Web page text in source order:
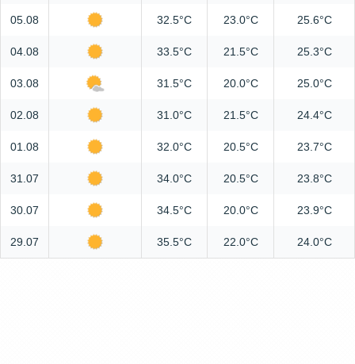
05.08 32.5°C 23.0°C 25.6°C
04.08 33.5°C 21.5°C 25.3°C
03.08 31.5°C 20.0°C 25.0°C
02.08 31.0°C 21.5°C 24.4°C
01.08 32.0°C 20.5°C 23.7°C
31.07 34.0°C 20.5°C 23.8°C
30.07 34.5°C 20.0°C 23.9°C
29.07 35.5°C 22.0°C 24.0°C